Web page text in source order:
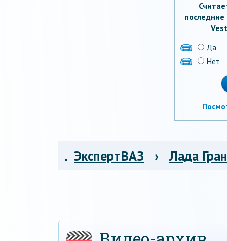
Да
Нет
ЭкспертВАЗ › Лада